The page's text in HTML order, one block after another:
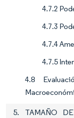
4.7.2
4.7.3
4.7.4
4.7.5
4.8
5. TAMAÑO